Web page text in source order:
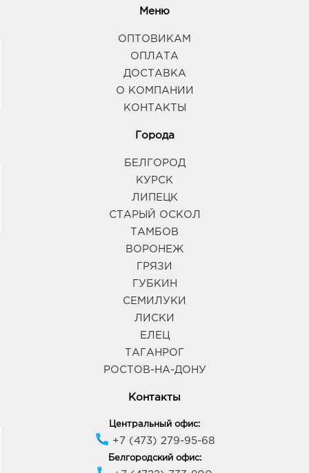
Меню
ОПТОВИКАМ
ОПЛАТА
ДОСТАВКА
О КОМПАНИИ
КОНТАКТЫ
Города
БЕЛГОРОД
КУРСК
ЛИПЕЦК
СТАРЫЙ ОСКОЛ
ТАМБОВ
ВОРОНЕЖ
ГРЯЗИ
ГУБКИН
СЕМИЛУКИ
ЛИСКИ
ЕЛЕЦ
ТАГАНРОГ
РОСТОВ-НА-ДОНУ
Контакты
Центральный офис:
+7 (473) 279-95-68
Белгородский офис: